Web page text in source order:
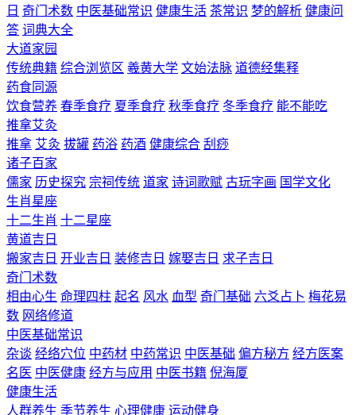
日 奇门术数 中医基础常识 健康生活 茶常识 梦的解析 健康问
答 词典大全
大道家园
传统典籍 综合浏览区 羲黄大学 文始法脉 道德经集释
药食同源
饮食营养 春季食疗 夏季食疗 秋季食疗 冬季食疗 能不能吃
推拿艾灸
推拿 艾灸 拔罐 药浴 药酒 健康综合 刮痧
诸子百家
儒家 历史探究 宗祠传统 道家 诗词歌赋 古玩字画 国学文化
生肖星座
十二生肖 十二星座
黄道吉日
搬家吉日 开业吉日 装修吉日 嫁娶吉日 求子吉日
奇门术数
相由心生 命理四柱 起名 风水 血型 奇门基础 六爻占卜 梅花易
数 网络修道
中医基础常识
杂谈 经络穴位 中药材 中药常识 中医基础 偏方秘方 经方医案
名医 中医健康 经方与应用 中医书籍 倪海厦
健康生活
人群养生 季节养生 心理健康 运动健身